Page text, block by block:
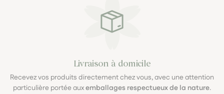
Livraison à domicile
Recevez vos produits directement chez vous, avec une attention
particulière portée auxemballages respectueux de la nature.